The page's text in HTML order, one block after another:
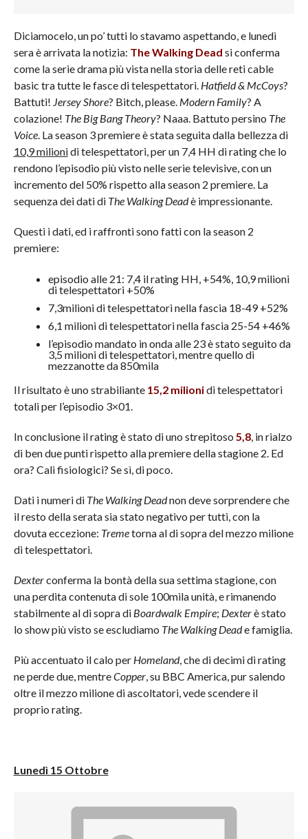
Diciamocelo, un po’ tutti lo stavamo aspettando, e lunedì
sera è arrivata la notizia: The Walking Dead si conferma
come la serie drama più vista nella storia delle reti cable
basic tra tutte le fasce di telespettatori. Hatfield & McCoys?
Battuti! Jersey Shore? Bitch, please. Modern Family? A
colazione! The Big Bang Theory? Naaa. Battuto persino The
Voice. La season 3 premiere è stata seguita dalla bellezza di
10,9 milionidi telespettatori, per un 7,4 HH di rating che lo
rendono l’episodio più visto nelle serie televisive, con un
incremento del 50% rispetto alla season 2 premiere. La
sequenza dei dati di The Walking Deadè impressionante.
Questi i dati, ed i raffronti sono fatti con la season 2
premiere:
episodio alle 21: 7,4 il rating HH, +54%, 10,9 milioni
di telespettatori +50%
7,3milioni di telespettatori nella fascia 18-49 +52%
6,1 milioni di telespettatori nella fascia 25-54 +46%
l’episodio mandato in onda alle 23 è stato seguito da
3,5 milioni di telespettatori, mentre quello di
mezzanotte da 850mila
Il risultato è uno strabiliante 15,2 milionidi telespettatori
totali per l’episodio 3×01.
In conclusione il rating è stato di uno strepitoso 5,8, in rialzo
di ben due punti rispetto alla premiere della stagione 2. Ed
ora? Cali fisiologici? Se sì, di poco.
Dati i numeri di The Walking Deadnon deve sorprendere che
il resto della serata sia stato negativo per tutti, con la
dovuta eccezione: Tremetorna al di sopra del mezzo milione
di telespettatori.
Dexterconferma la bontà della sua settima stagione, con
una perdita contenuta di sole 100mila unità, e rimanendo
stabilmente al di sopra di Boardwalk Empire; Dexterè stato
lo show più visto se escludiamo The Walking Deade famiglia.
Più accentuato il calo per Homeland, che di decimi di rating
ne perde due, mentreCopper, su BBC America, pur salendo
oltre il mezzo milione di ascoltatori, vede scendere il
proprio rating.
Lunedì 15 Ottobre